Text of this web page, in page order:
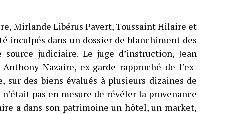
Mirlande Libérus Pavert, Toussaint Hilaire et
inculpés dans un dossier de blanchiment des
judiciaire. Le juge d’instruction, Jean
Nazaire, ex-garde rapproché de l’ex-
sur des biens évalués à plusieurs dizaines de
pas en mesure de révéler la provenance
a dans son patrimoine un hôtel, un market,